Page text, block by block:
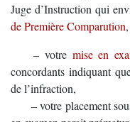
Juge d’Instruction qui
de Première Comparution
– votre mise en
concordants indiquant
de l’infraction,
– votre placement